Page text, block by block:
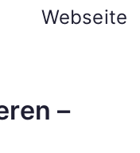
Webseite
–